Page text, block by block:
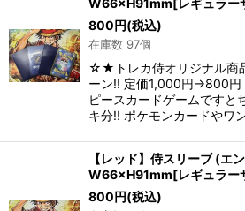
800円(税込)
在庫数 97個
☆★トレカ侍オリジナル
ーン!! 定価1,000円→800円
ピースカードゲームですと
キ分!! ポケモンカードやワ
【レッド】侍スリーブ (エ
W66×H91mm[レギュラー
800円(税込)